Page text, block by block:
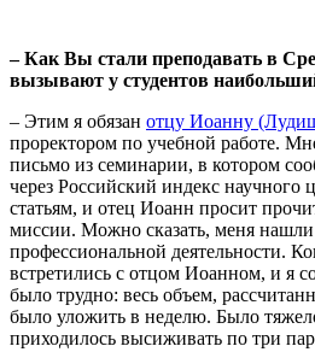
– Как Вы стали преподавать в
вызывают у студентов
– Этим я обязан отцу Иоанну
проректором по учебной работе.
письмо из семинарии, в котором
через Российский индекс
статьям, и отец Иоанн просит
миссии. Можно сказать, меня
профессиональной деятельности.
встретились с отцом Иоанном, и я
было трудно: весь объем,
было уложить в неделю. Было
приходилось высиживать по три